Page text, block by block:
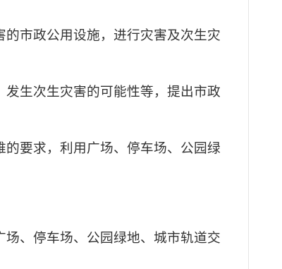
的市政公用设施，进行灾害及次生灾
发生次生灾害的可能性等，提出市政
的要求，利用广场、停车场、公园绿
场、停车场、公园绿地、城市轨道交